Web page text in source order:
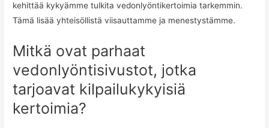
kehittää kykyämme tulkita vedonlyöntikertoimia tarkemmin.
Tämä lisää yhteisöllistä viisauttamme ja menestystämme.
Mitkä ovat parhaat
vedonlyöntisivustot, jotka
tarjoavat kilpailukykyisiä
kertoimia?